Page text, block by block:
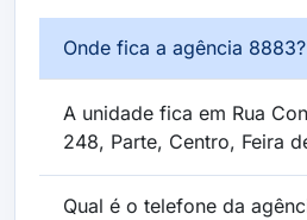
Onde fica a agência 8883?
A unidade fica em Rua
248, Parte, Centro, Feira
Qual é o telefone da